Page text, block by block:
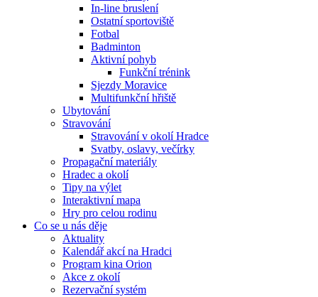
In-line bruslení
Ostatní sportoviště
Fotbal
Badminton
Aktivní pohyb
Funkční trénink
Sjezdy Moravice
Multifunkční hřiště
Ubytování
Stravování
Stravování v okolí Hradce
Svatby, oslavy, večírky
Propagační materiály
Hradec a okolí
Tipy na výlet
Interaktivní mapa
Hry pro celou rodinu
Co se u nás děje
Aktuality
Kalendář akcí na Hradci
Program kina Orion
Akce z okolí
Rezervační systém